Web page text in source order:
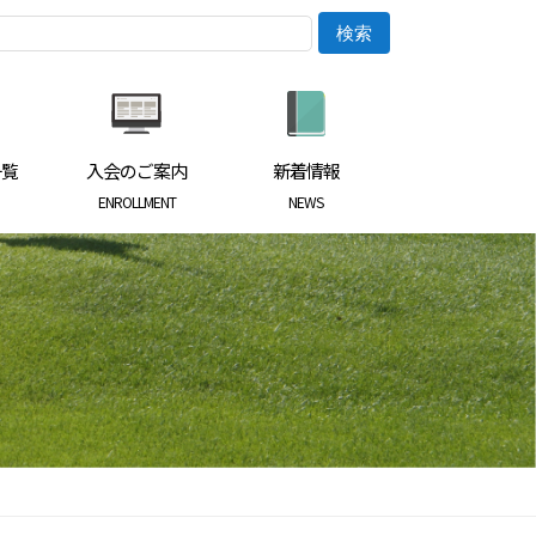
入会のご案内
ENROLLMENT
新着情報
NEWS